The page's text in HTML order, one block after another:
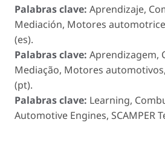
Palabras clave: Aprendizaje,
Mediación, Motores
(es).
Palabras clave: Aprendizagem,
Mediação, Motores automotivos,
(pt).
Palabras clave: Learning,
Automotive Engines, SCAMPER